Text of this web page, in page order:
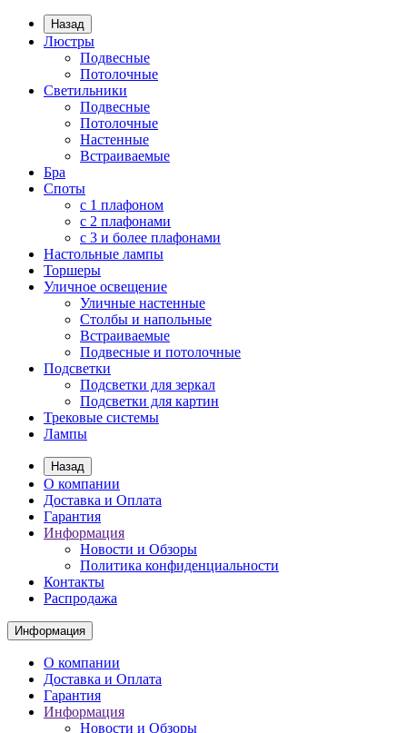
Назад
Люстры
Подвесные
Потолочные
Светильники
Подвесные
Потолочные
Настенные
Встраиваемые
Бра
Споты
с 1 плафоном
с 2 плафонами
с 3 и более плафонами
Настольные лампы
Торшеры
Уличное освещение
Уличные настенные
Столбы и напольные
Встраиваемые
Подвесные и потолочные
Подсветки
Подсветки для зеркал
Подсветки для картин
Трековые системы
Лампы
Назад
О компании
Доставка и Оплата
Гарантия
Информация
Новости и Обзоры
Политика конфиденциальности
Контакты
Распродажа
Информация
О компании
Доставка и Оплата
Гарантия
Информация
Новости и Обзоры